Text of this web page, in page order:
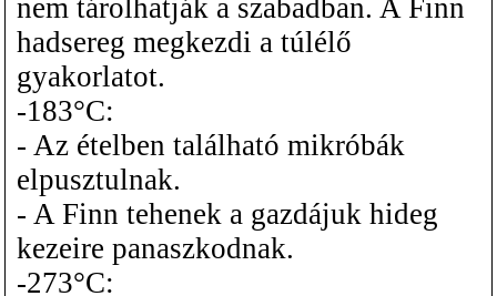
nem tárolhatják a szabadban. A Finn
hadsereg megkezdi a túlélő
gyakorlatot.
-183°C:
- Az ételben található mikróbák
elpusztulnak.
- A Finn tehenek a gazdájuk hideg
kezeire panaszkodnak.
-273°C: